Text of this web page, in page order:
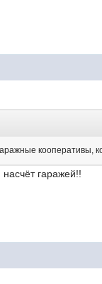
кооперативы,
гаражей!!